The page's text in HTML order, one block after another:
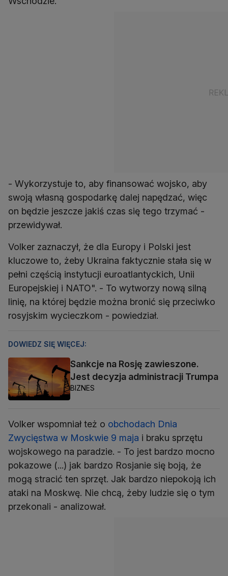
- Wykorzystuje to, aby finansować wojsko, aby
swoją własną gospodarkę dalej napędzać, więc
on będzie jeszcze jakiś czas się tego trzymać -
przewidywał.
Volker zaznaczył, że dla Europy i Polski jest
kluczowe to, żeby Ukraina faktycznie stała się w
pełni częścią instytucji euroatlantyckich, Unii
Europejskiej i NATO". - To wytworzy nową silną
linię, na której będzie można bronić się przeciwko
rosyjskim wycieczkom - powiedział.
DOWIEDZ SIĘ WIĘCEJ:
Sankcje na Rosję zawieszone.
Jest decyzja administracji Trumpa
BIZNES
Volker wspomniał też o obchodach Dnia
Zwycięstwa w Moskwie 9 maja i braku sprzętu
wojskowego na paradzie. - To jest bardzo mocno
pokazowe (...) jak bardzo Rosjanie się boją, że
mogą stracić ten sprzęt. Jak bardzo niepokoją ich
ataki na Moskwę. Nie chcą, żeby ludzie się o tym
przekonali - analizował.